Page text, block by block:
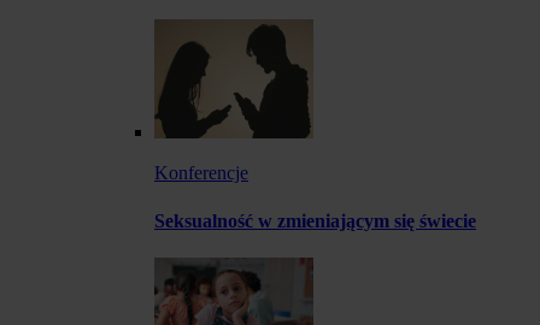
Konferencje
Seksualność w zmieniającym się świecie